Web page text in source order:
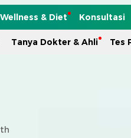
Wellness & Diet Konsultasi
Tanya Dokter & Ahli Tes